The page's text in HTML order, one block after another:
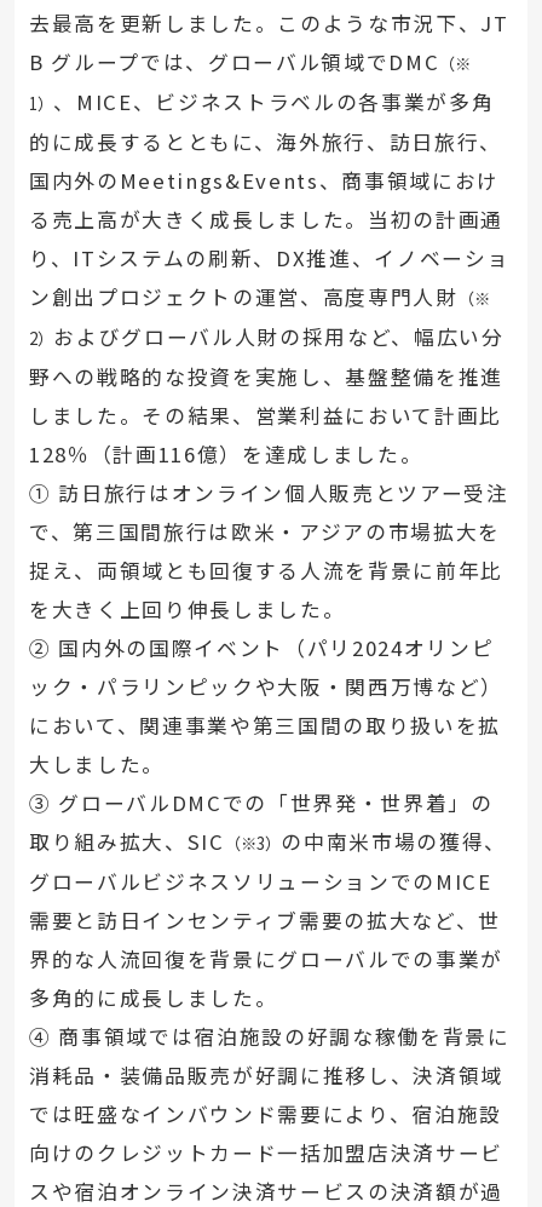
去最高を更新しました。このような市況下、JT
B グループでは、グローバル領域でDMC （※
1） 、MICE、ビジネストラベルの各事業が多角
的に成長するとともに、海外旅行、訪日旅行、
国内外のMeetings&Events、商事領域におけ
る売上高が大きく成長しました。当初の計画通
り、ITシステムの刷新、DX推進、イノベーショ
ン創出プロジェクトの運営、高度専門人財 （※
2） およびグローバル人財の採用など、幅広い分
野への戦略的な投資を実施し、基盤整備を推進
しました。その結果、営業利益において計画比
128％（計画116億）を達成しました。
① 訪日旅行はオンライン個人販売とツアー受注
で、第三国間旅行は欧米・アジアの市場拡大を
捉え、両領域とも回復する人流を背景に前年比
を大きく上回り伸長しました。
② 国内外の国際イベント（パリ2024オリンピ
ック・パラリンピックや大阪・関西万博など）
において、関連事業や第三国間の取り扱いを拡
大しました。
③ グローバルDMCでの「世界発・世界着」の
取り組み拡大、SIC （※3） の中南米市場の獲得、
グローバルビジネスソリューションでのMICE
需要と訪日インセンティブ需要の拡大など、世
界的な人流回復を背景にグローバルでの事業が
多角的に成長しました。
④ 商事領域では宿泊施設の好調な稼働を背景に
消耗品・装備品販売が好調に推移し、決済領域
では旺盛なインバウンド需要により、宿泊施設
向けのクレジットカード一括加盟店決済サービ
スや宿泊オンライン決済サービスの決済額が過